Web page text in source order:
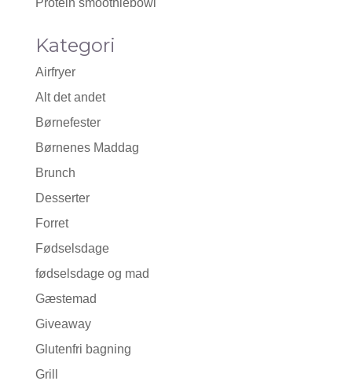
Protein smoothiebowl
Kategori
Airfryer
Alt det andet
Børnefester
Børnenes Maddag
Brunch
Desserter
Forret
Fødselsdage
fødselsdage og mad
Gæstemad
Giveaway
Glutenfri bagning
Grill